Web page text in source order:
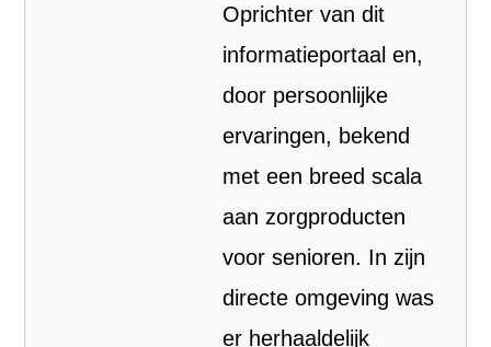
Oprichter van dit
informatieportaal en,
door persoonlijke
ervaringen, bekend
met een breed scala
aan zorgproducten
voor senioren. In zijn
directe omgeving was
er herhaaldelijk